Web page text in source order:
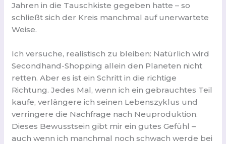
Jahren in die Tauschkiste gegeben hatte – so
schließt sich der Kreis manchmal auf unerwartete
Weise.
Ich versuche, realistisch zu bleiben: Natürlich wird
Secondhand-Shopping allein den Planeten nicht
retten. Aber es ist ein Schritt in die richtige
Richtung. Jedes Mal, wenn ich ein gebrauchtes Teil
kaufe, verlängere ich seinen Lebenszyklus und
verringere die Nachfrage nach Neuproduktion.
Dieses Bewusstsein gibt mir ein gutes Gefühl –
auch wenn ich manchmal noch schwach werde bei